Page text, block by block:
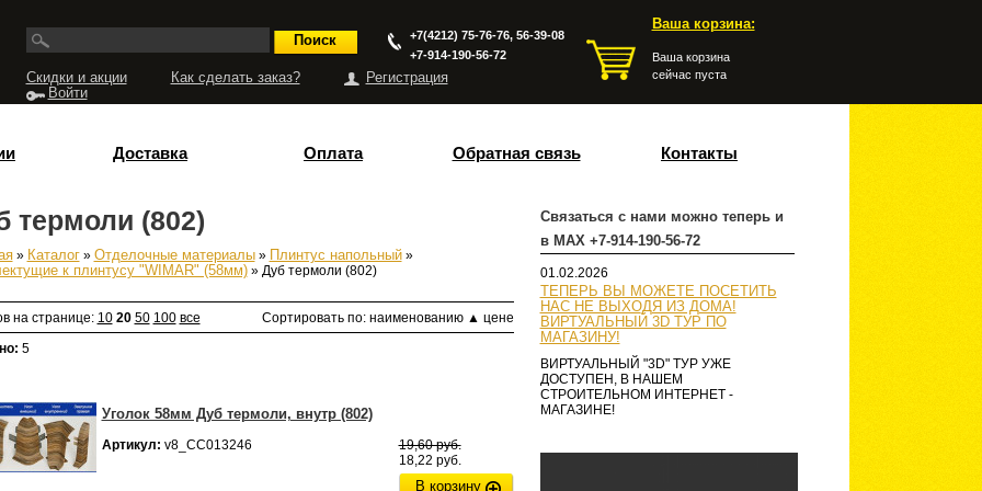
Ваша корзина:
Ваша корзина
сейчас пуста
+7(4212) 75-76-76, 56-39-08
+7-914-190-56-72
Скидки и акции Как сделать заказ?
Регистрация
Войти
Доставка Оплата Обратная связь Контакты
Связаться с нами можно теперь и
в MAX +7-914-190-56-72
01.02.2026
ТЕПЕРЬ ВЫ МОЖЕТЕ ПОСЕТИТЬ
НАС НЕ ВЫХОДЯ ИЗ ДОМА!
ВИРТУАЛЬНЫЙ 3D ТУР ПО
МАГАЗИНУ!
ВИРТУАЛЬНЫЙ "3D" ТУР УЖЕ
ДОСТУПЕН, В НАШЕМ
СТРОИТЕЛЬНОМ ИНТЕРНЕТ -
МАГАЗИНЕ!
термоли (802)
» Каталог» Отделочные материалы» Плинтус напольный»
к плинтусу "WIMAR" (58мм)» Дуб термоли (802)
на странице: 10 20 50 100 все Сортировать по: наименованию ▲ цене
5
Уголок 58мм Дуб термоли, внутр (802)
Артикул: v8_СС013246
19,60 руб.
18,22 руб.
В корзину